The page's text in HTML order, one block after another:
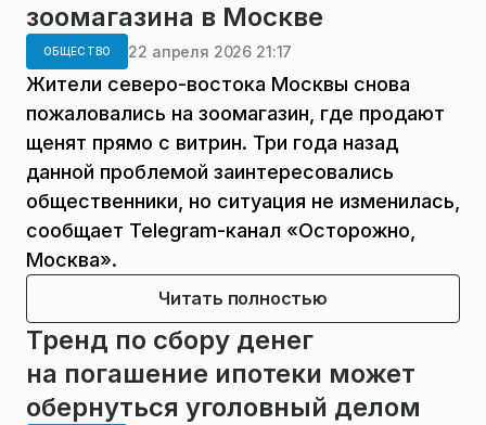
зоомагазина в Москве
ОБЩЕСТВО 22 апреля 2026 21:17
Жители северо-востока Москвы снова
пожаловались на зоомагазин, где продают
щенят прямо с витрин. Три года назад
данной проблемой заинтересовались
общественники, но ситуация не изменилась,
сообщает Telegram-канал «Осторожно,
Москва».
Читать полностью
Тренд по сбору денег
на погашение ипотеки может
обернуться уголовный делом